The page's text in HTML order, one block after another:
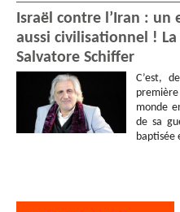
Israël contre l’Iran : un
aussi civilisationnel !
Salvatore Schiffer
C’est,
monde
de sa
baptisée